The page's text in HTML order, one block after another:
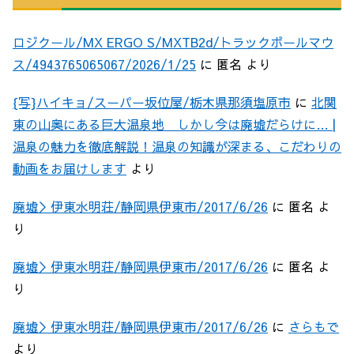
ロジクール/MX ERGO S/MXTB2d/トラックボールマウ
ス/4943765065067/2026/1/25 に 匿名 より
{写}ハイキョ/スーパー坂位屋/栃木県那須塩原市 に 北関
東の山奥にある巨大温泉地 しかし今は廃墟だらけに… |
温泉の魅力を徹底解説！温泉の知識が深まる、こだわりの
動画をお届けします より
廃墟＞伊東水明荘/静岡県伊東市/2017/6/26 に 匿名 よ
り
廃墟＞伊東水明荘/静岡県伊東市/2017/6/26 に 匿名 よ
り
廃墟＞伊東水明荘/静岡県伊東市/2017/6/26 に さらもで
より